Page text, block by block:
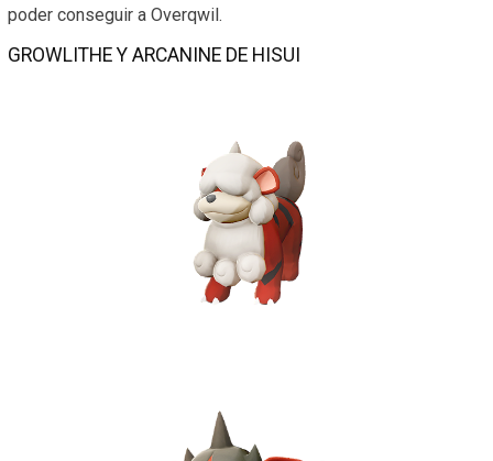
poder conseguir a Overqwil.
GROWLITHE Y ARCANINE DE HISUI